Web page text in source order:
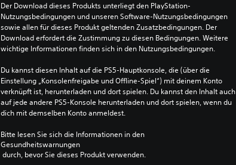
Der Download dieses Produkts unterliegt den PlayStation-
Nutzungsbedingungen und unseren Software-Nutzungsbedingungen
sowie allen für dieses Produkt geltenden Zusatzbedingungen. Der
Download erfordert die Zustimmung zu diesen Bedingungen. Weitere
wichtige Informationen finden sich in den Nutzungsbedingungen.
Du kannst diesen Inhalt auf die PS5-Hauptkonsole, die (über die
Einstellung „Konsolenfreigabe und Offline-Spiel“) mit deinem Konto
verknüpft ist, herunterladen und dort spielen. Du kannst den Inhalt auch
auf jede andere PS5-Konsole herunterladen und dort spielen, wenn du
dich mit demselben Konto anmeldest.
Bitte lesen Sie sich die Informationen in den
Gesundheitswarnungen
durch, bevor Sie dieses Produkt verwenden.